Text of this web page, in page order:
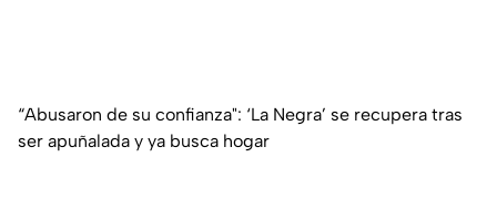
“Abusaron de su confianza": ‘La Negra’ se recupera tras
ser apuñalada y ya busca hogar